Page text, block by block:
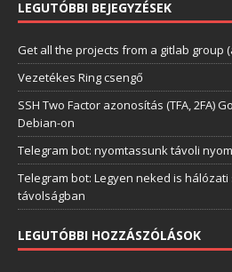
LEGUTÓBBI BEJEGYZÉSEK
Get all the projects from a gitlab group
Vezetékes Ring csengő
SSH Two Factor azonosítás (TFA, 2FA)
Debian-on
Telegram bot: nyomtassunk távoli
Telegram bot: Legyen neked is
távolságban
LEGUTÓBBI HOZZÁSZÓLÁSOK